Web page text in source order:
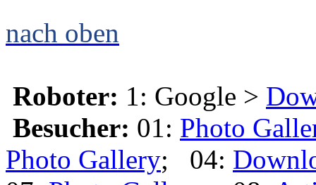
nach oben
Roboter: 1: Google >
Besucher: 01: Photo
Photo Gallery; 04: